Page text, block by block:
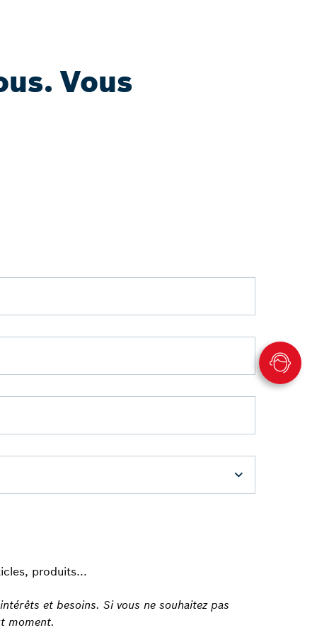
Vous
produits...
et besoins. Si vous ne souhaitez pas
moment.